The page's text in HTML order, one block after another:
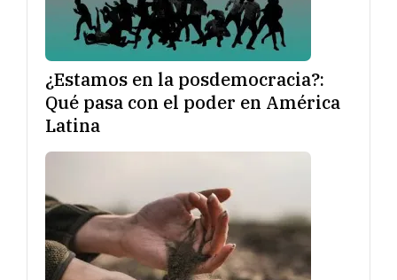
¿Estamos en la posdemocracia?:
Qué pasa con el poder en América
Latina